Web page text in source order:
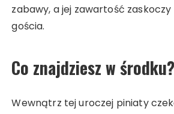
zabawy, a jej zawartość
gościa.
Co znajdziesz w środku?
Wewnątrz tej uroczej piniaty